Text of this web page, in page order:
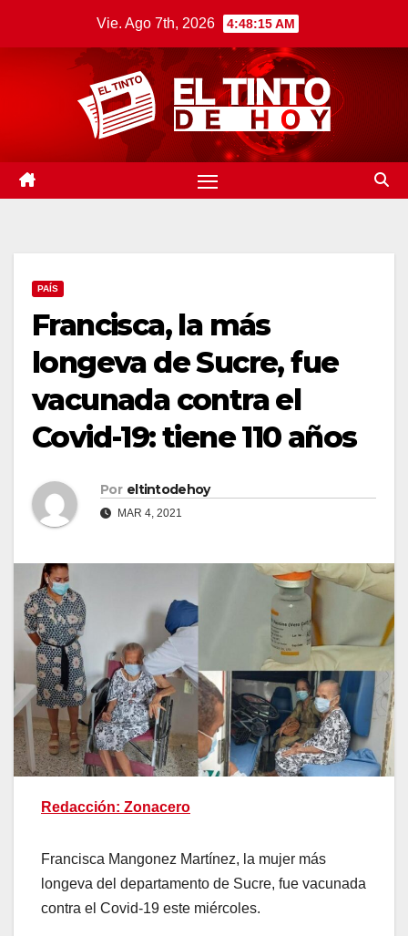
Vie. Ago 7th, 2026 4:48:16 AM
PAÍS
Francisca, la más
longeva de Sucre, fue
vacunada contra el
Covid-19: tiene 110 años
Por eltintodehoy
MAR 4, 2021
Redacción: Zonacero
Francisca Mangonez Martínez, la mujer más
longeva del departamento de Sucre, fue vacunada
contra el Covid-19 este miércoles.